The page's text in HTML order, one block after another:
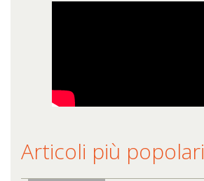
Articoli più popolari